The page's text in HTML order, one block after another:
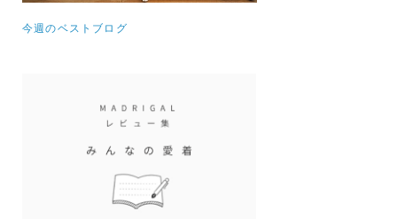
今週のベストブログ